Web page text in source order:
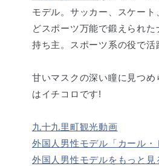
モデル。サッカー、スケート
どスポーツ万能で鍛えられ
持ち主。スポーツ系の役で活
甘いマスクの深い瞳に見つめ
はイチコロです!
九十九里町観光動画
外国人男性モデル「カール・
外国人男性モデルをもっと見